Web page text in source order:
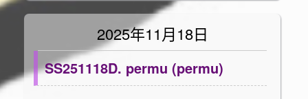
2025年11月18日
SS251118D. permu (permu)